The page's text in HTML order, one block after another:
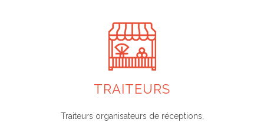
TRAITEURS
Traiteurs organisateurs de réceptions,